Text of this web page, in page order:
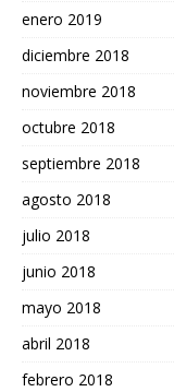
enero 2019
diciembre 2018
noviembre 2018
octubre 2018
septiembre 2018
agosto 2018
julio 2018
junio 2018
mayo 2018
abril 2018
febrero 2018